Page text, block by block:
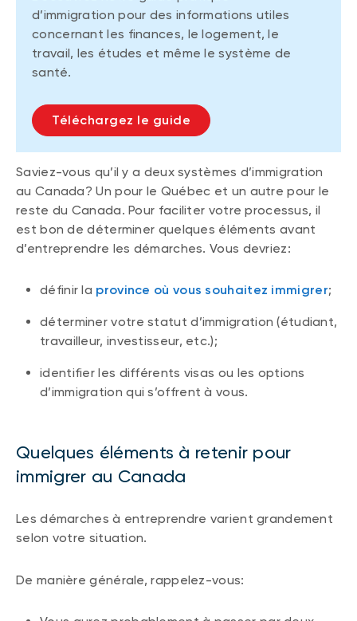
d’immigration pour des informations utiles
concernant les finances, le logement, le
travail, les études et même le système de
santé.
Téléchargez le guide
Saviez-vous qu’il y a deux systèmes d’immigration
au Canada? Un pour le Québec et un autre pour le
reste du Canada. Pour faciliter votre processus, il
est bon de déterminer quelques éléments avant
d’entreprendre les démarches. Vous devriez:
définir la province où vous souhaitez immigrer;
déterminer votre statut d’immigration (étudiant,
travailleur, investisseur, etc.);
identifier les différents visas ou les options
d’immigration qui s’offrent à vous.
Quelques éléments à retenir pour
immigrer au Canada
Les démarches à entreprendre varient grandement
selon votre situation.
De manière générale, rappelez-vous: